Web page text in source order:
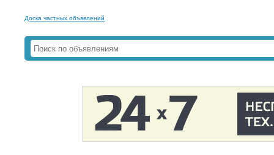
Доска частных объявлений